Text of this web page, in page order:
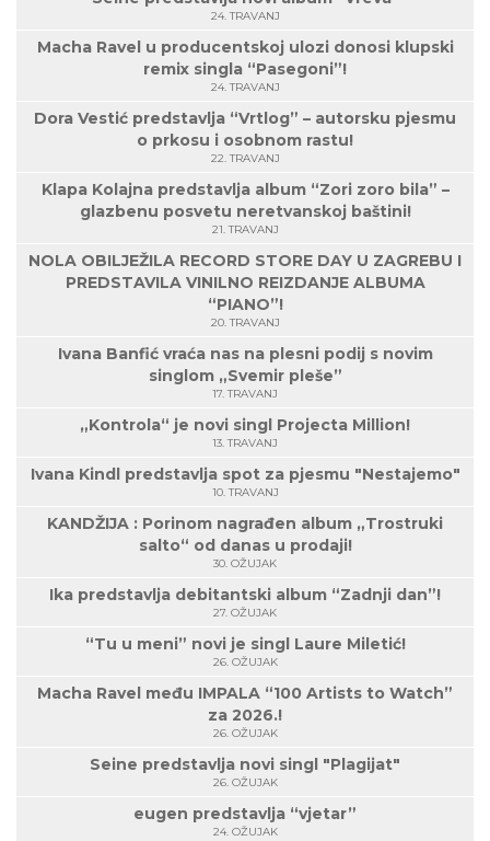
24. TRAVANJ
Macha Ravel u producentskoj ulozi donosi klupski
remix singla “Pasegoni”!
24. TRAVANJ
Dora Vestić predstavlja “Vrtlog” – autorsku pjesmu
o prkosu i osobnom rastu!
22. TRAVANJ
Klapa Kolajna predstavlja album “Zori zoro bila” –
glazbenu posvetu neretvanskoj baštini!
21. TRAVANJ
NOLA OBILJEŽILA RECORD STORE DAY U ZAGREBU I
PREDSTAVILA VINILNO REIZDANJE ALBUMA
“PIANO”!
20. TRAVANJ
Ivana Banfić vraća nas na plesni podij s novim
singlom „Svemir pleše”
17. TRAVANJ
„Kontrola“ je novi singl Projecta Million!
13. TRAVANJ
Ivana Kindl predstavlja spot za pjesmu "Nestajemo"
10. TRAVANJ
KANDŽIJA : Porinom nagrađen album „Trostruki
salto“ od danas u prodaji!
30. OŽUJAK
Ika predstavlja debitantski album “Zadnji dan”!
27. OŽUJAK
“Tu u meni” novi je singl Laure Miletić!
26. OŽUJAK
Macha Ravel među IMPALA “100 Artists to Watch”
za 2026.!
26. OŽUJAK
Seine predstavlja novi singl "Plagijat"
26. OŽUJAK
eugen predstavlja “vjetar”
24. OŽUJAK